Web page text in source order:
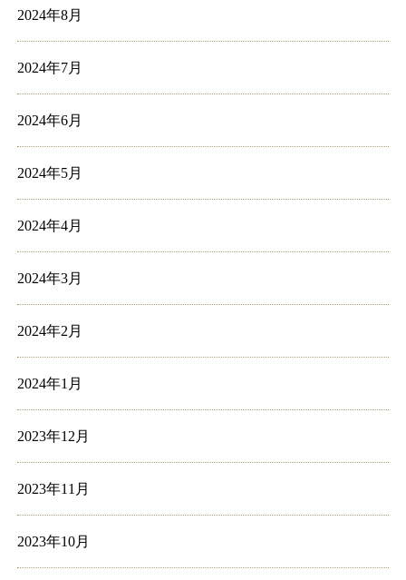
2024年8月
2024年7月
2024年6月
2024年5月
2024年4月
2024年3月
2024年2月
2024年1月
2023年12月
2023年11月
2023年10月